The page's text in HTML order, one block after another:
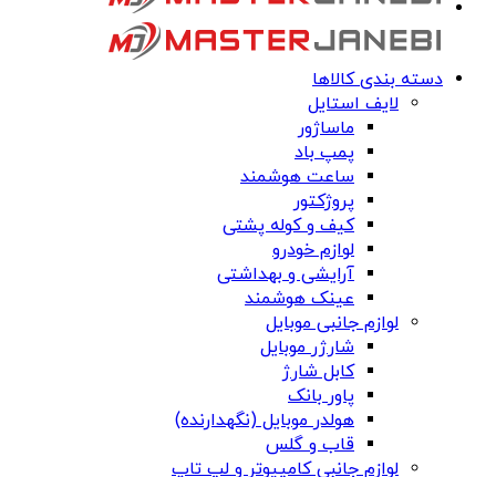
دسته بندی کالاها
لایف استایل
ماساژور
پمپ باد
ساعت هوشمند
پروژکتور
کیف و کوله پشتی
لوازم خودرو
آرایشی و بهداشتی
عینک هوشمند
لوازم جانبی موبایل
شارژر موبایل
کابل شارژ
پاور بانک
هولدر موبایل (نگهدارنده)
قاب و گلس
لوازم جانبی کامپیوتر و لپ تاپ